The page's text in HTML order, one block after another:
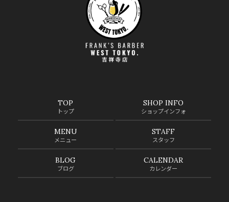
TOP
トップ
SHOP INFO
ショップインフォ
MENU
メニュー
STAFF
スタッフ
BLOG
ブログ
CALENDAR
カレンダー